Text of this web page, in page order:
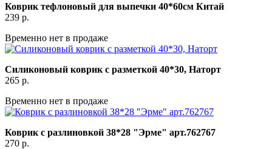
Коврик тефлоновый для выпечки 40*60см Китай
239 р.
Временно нет в продаже
Силиконовый коврик с разметкой 40*30, Наторт
265 р.
Временно нет в продаже
Коврик с разлиновкой 38*28 "Эрме" арт.762767
270 р.